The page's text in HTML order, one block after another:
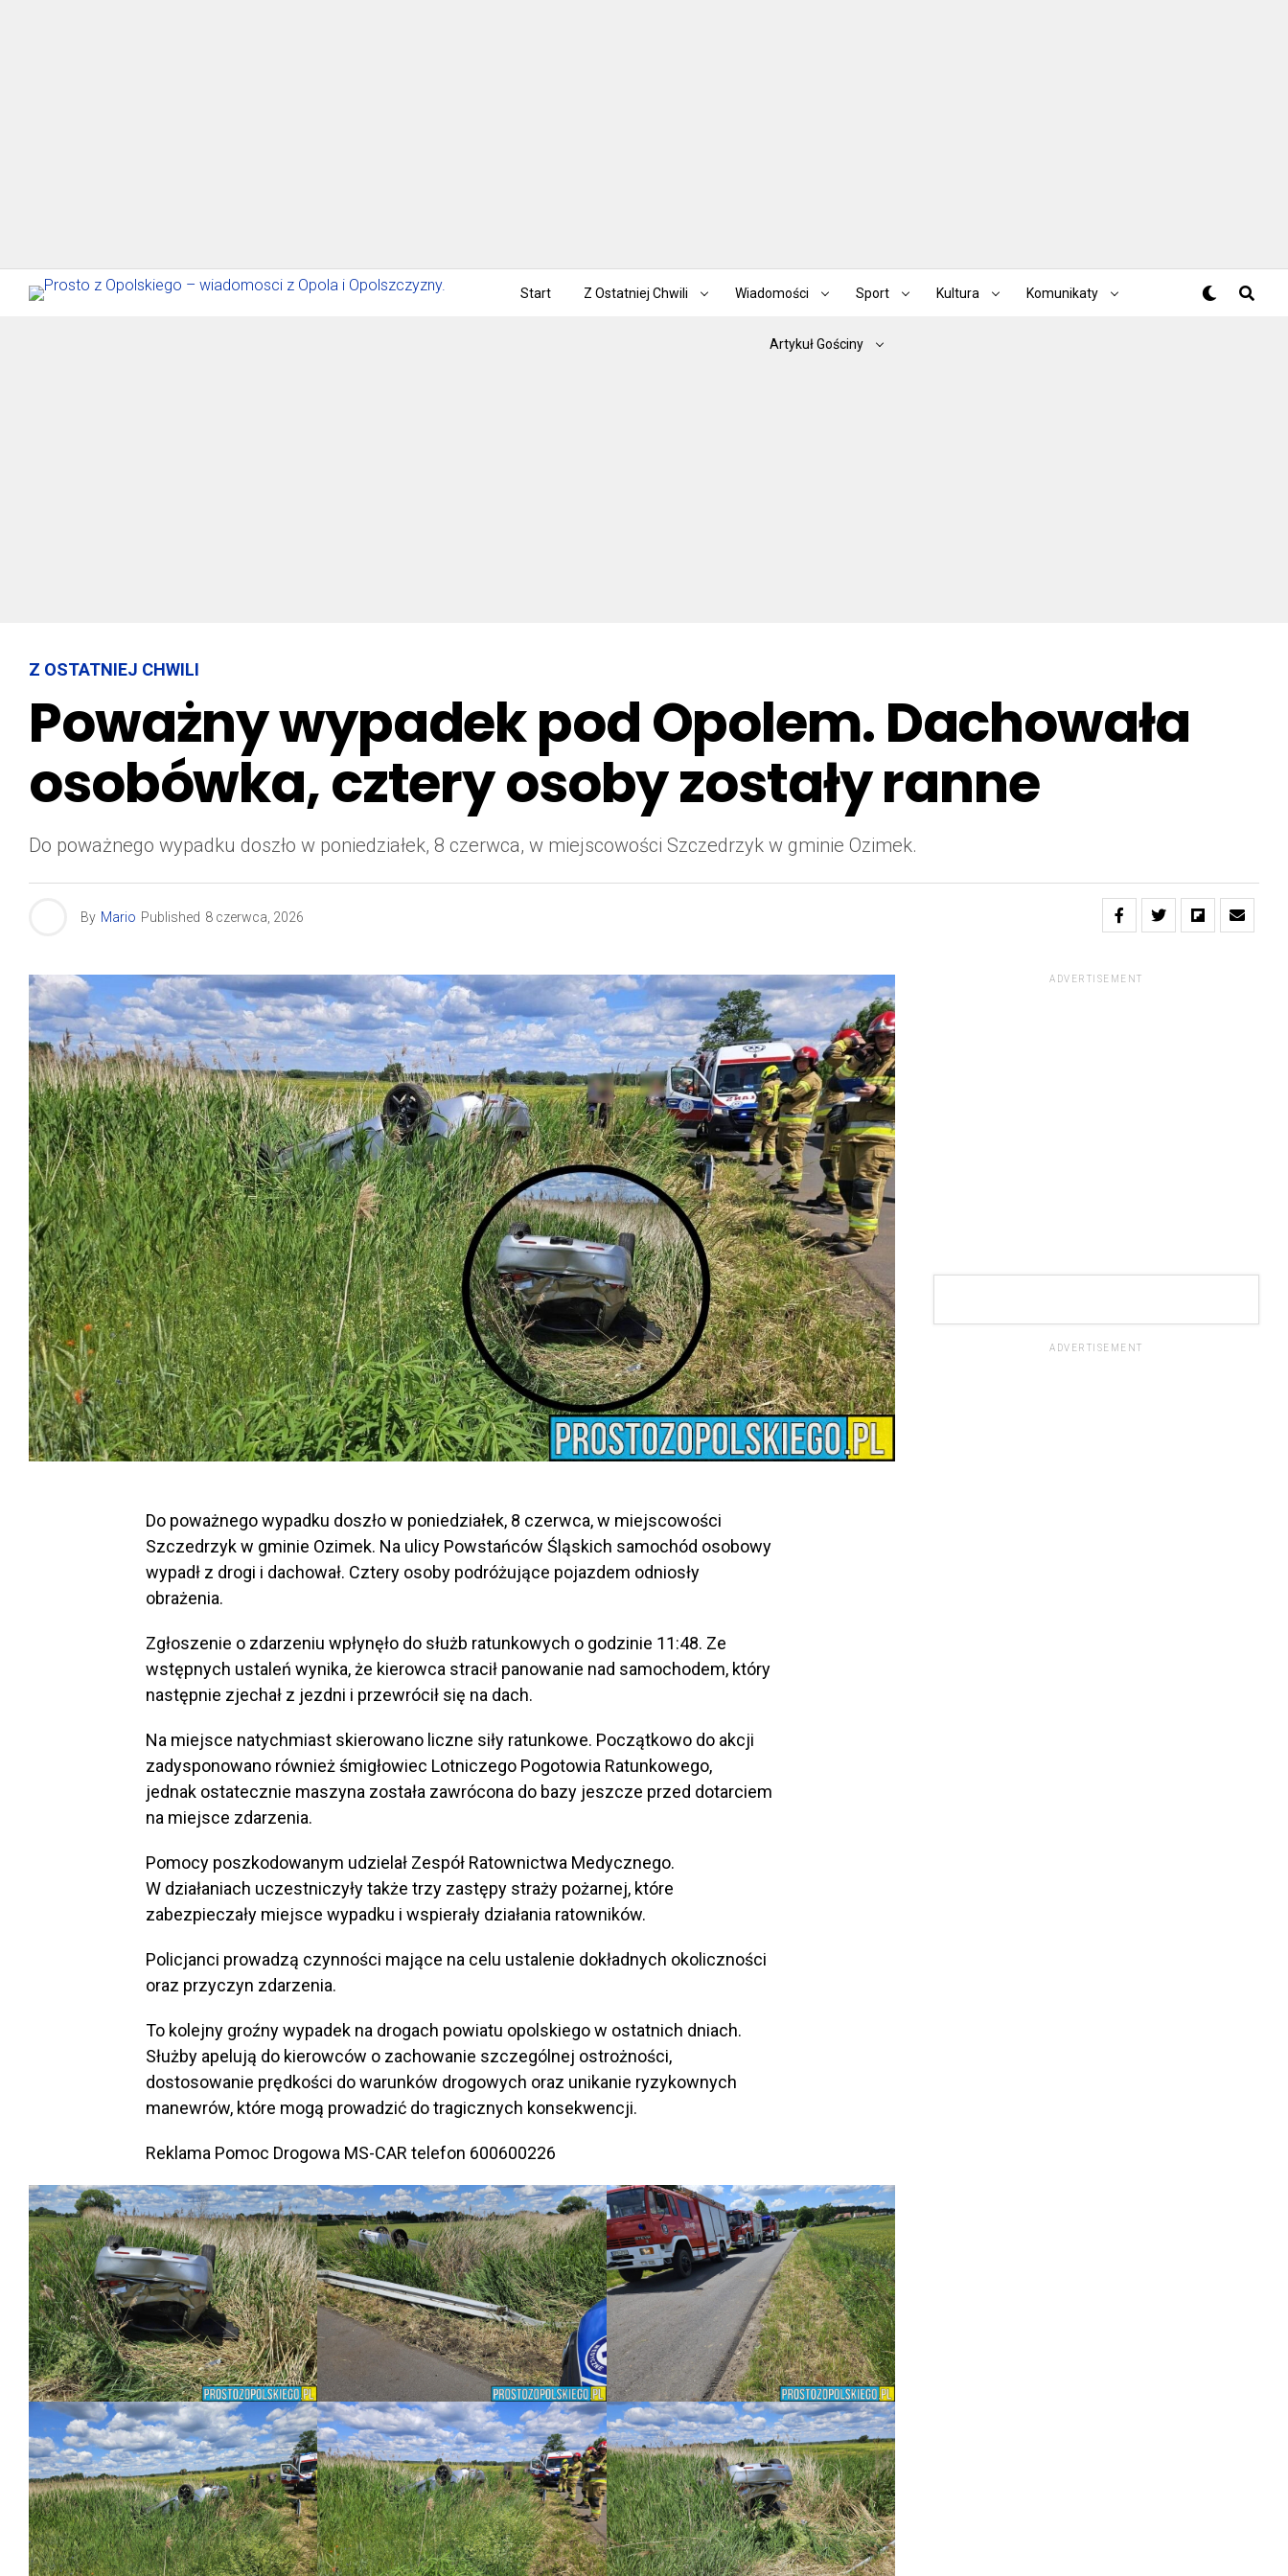
Start Z Ostatniej Chwili Wiadomości Sport Kultura Komunikaty
Artykuł Gościny
Z OSTATNIEJ CHWILI
Poważny wypadek pod Opolem. Dachowała
osobówka, cztery osoby zostały ranne
Do poważnego wypadku doszło w poniedziałek, 8 czerwca, w miejscowości Szczedrzyk w gminie Ozimek.
By Mario Published 8 czerwca, 2026
Do poważnego wypadku doszło w poniedziałek, 8 czerwca, w miejscowości
Szczedrzyk w gminie Ozimek. Na ulicy Powstańców Śląskich samochód osobowy
wypadł z drogi i dachował. Cztery osoby podróżujące pojazdem odniosły
obrażenia.
Zgłoszenie o zdarzeniu wpłynęło do służb ratunkowych o godzinie 11:48. Ze
wstępnych ustaleń wynika, że kierowca stracił panowanie nad samochodem, który
następnie zjechał z jezdni i przewrócił się na dach.
Na miejsce natychmiast skierowano liczne siły ratunkowe. Początkowo do akcji
zadysponowano również śmigłowiec Lotniczego Pogotowia Ratunkowego,
jednak ostatecznie maszyna została zawrócona do bazy jeszcze przed dotarciem
na miejsce zdarzenia.
Pomocy poszkodowanym udzielał Zespół Ratownictwa Medycznego.
W działaniach uczestniczyły także trzy zastępy straży pożarnej, które
zabezpieczały miejsce wypadku i wspierały działania ratowników.
Policjanci prowadzą czynności mające na celu ustalenie dokładnych okoliczności
oraz przyczyn zdarzenia.
To kolejny groźny wypadek na drogach powiatu opolskiego w ostatnich dniach.
Służby apelują do kierowców o zachowanie szczególnej ostrożności,
dostosowanie prędkości do warunków drogowych oraz unikanie ryzykownych
manewrów, które mogą prowadzić do tragicznych konsekwencji.
Reklama Pomoc Drogowa MS-CAR telefon 600600226
ADVERTISEMENT
ADVERTISEMENT